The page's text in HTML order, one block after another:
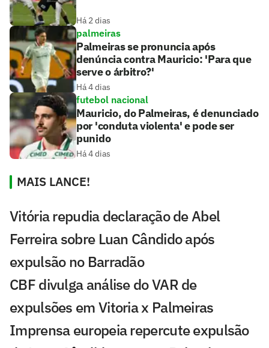
Há 2 dias
palmeiras
Palmeiras se pronuncia após
denúncia contra Mauricio: 'Para que
serve o árbitro?'
Há 4 dias
futebol nacional
Mauricio, do Palmeiras, é denunciado
por 'conduta violenta' e pode ser
punido
Há 4 dias
MAIS LANCE!
Vitória repudia declaração de Abel
Ferreira sobre Luan Cândido após
expulsão no Barradão
CBF divulga análise do VAR de
expulsões em Vitoria x Palmeiras
Imprensa europeia repercute expulsão